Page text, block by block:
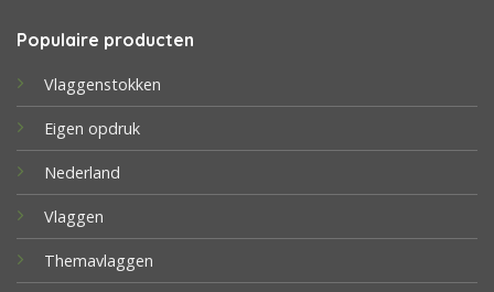
Populaire producten
Vlaggenstokken
Eigen opdruk
Nederland
Vlaggen
Themavlaggen